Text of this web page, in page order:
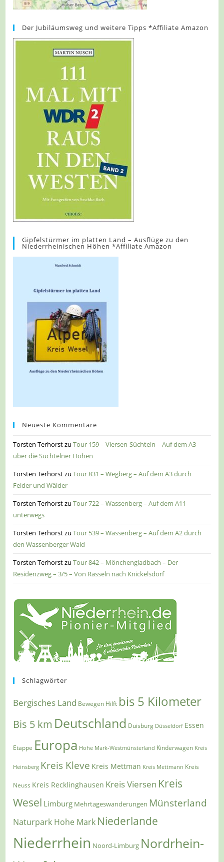
Der Jubiläumsweg und weitere Tipps *Affiliate Amazon
Gipfelstürmer im platten Land – Ausflüge zu den
Niederrheinischen Höhen *Affiliate Amazon
Neueste Kommentare
Torsten TerhorstzuTour 159 – Viersen-Süchteln – Auf dem A3
über die Süchtelner Höhen
Torsten TerhorstzuTour 831 – Wegberg – Auf dem A3 durch
Felder und Wälder
Torsten TerhorstzuTour 722 – Wassenberg – Auf dem A11
unterwegs
Torsten TerhorstzuTour 539 – Wassenberg – Auf dem A2 durch
den Wassenberger Wald
Torsten TerhorstzuTour 842 – Mönchengladbach – Der
Residenzweg – 3/5 – Von Rasseln nach Knickelsdorf
Schlagwörter
Bergisches Land Bewegen Hilft bis 5 Kilometer
Bis 5 km Deutschland Duisburg Düsseldorf Essen
Etappe Europa Hohe Mark-Westmünsterland Kinderwagen Kreis
Heinsberg Kreis Kleve Kreis Mettman Kreis Mettmann Kreis
Neuss Kreis Recklinghausen Kreis Viersen Kreis
Wesel Limburg Mehrtageswanderungen Münsterland
Naturpark Hohe Mark Niederlande
Niederrhein Noord-Limburg Nordrhein-